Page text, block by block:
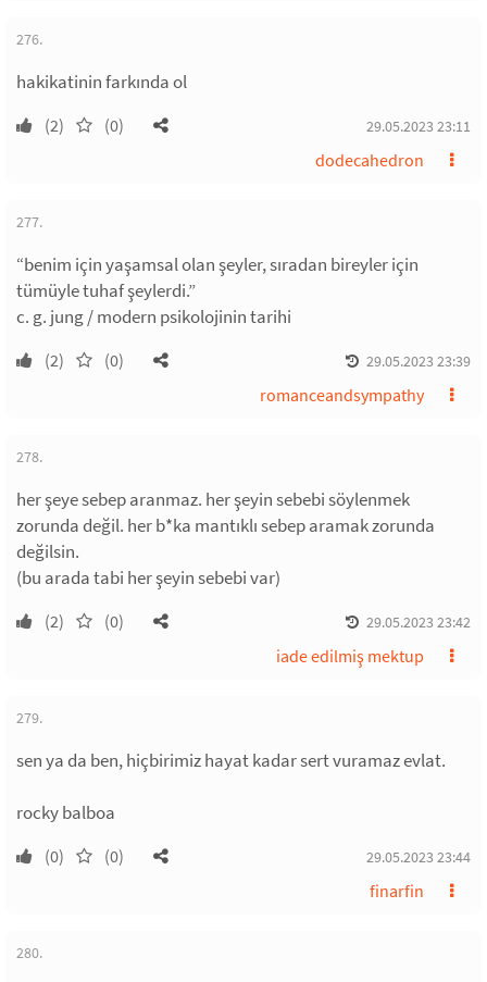
276.
hakikatinin farkında ol
(2) (0) 29.05.2023 23:11
dodecahedron
277.
“benim için yaşamsal olan şeyler, sıradan bireyler için
tümüyle tuhaf şeylerdi.”
c. g. jung / modern psikolojinin tarihi
(2) (0) 29.05.2023 23:39
romanceandsympathy
278.
her şeye sebep aranmaz. her şeyin sebebi söylenmek
zorunda değil. her b*ka mantıklı sebep aramak zorunda
değilsin.
(bu arada tabi her şeyin sebebi var)
(2) (0) 29.05.2023 23:42
iade edilmiş mektup
279.
sen ya da ben, hiçbirimiz hayat kadar sert vuramaz evlat.
rocky balboa
(0) (0) 29.05.2023 23:44
finarfin
280.